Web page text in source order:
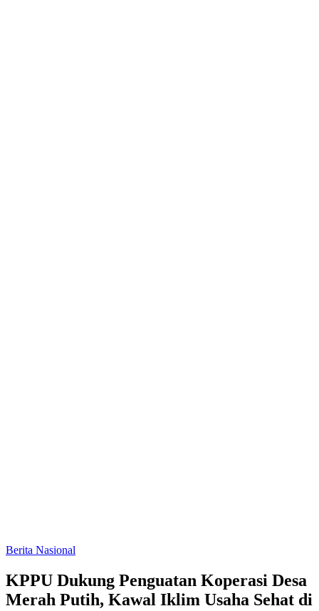
Berita Nasional
KPPU Dukung Penguatan Koperasi Desa
Merah Putih, Kawal Iklim Usaha Sehat di